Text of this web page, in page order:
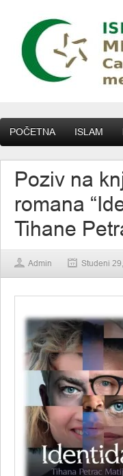
POČETNA ISLAM
Poziv na
romana
Tihane
Admin Studeni